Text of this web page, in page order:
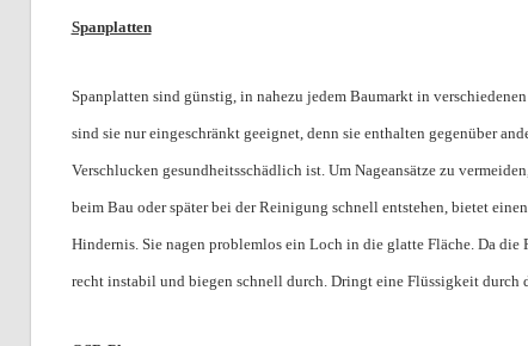
Spanplatten
Spanplatten sind günstig, in nahezu jedem Baumarkt in
sind sie nur eingeschränkt geeignet, denn sie enthalten gegenüber
Verschlucken gesundheitsschädlich ist. Um Nageansätze zu
beim Bau oder später bei der Reinigung schnell entstehen, bietet
Hindernis. Sie nagen problemlos ein Loch in die glatte Fläche. Da die
recht instabil und biegen schnell durch. Dringt eine Flüssigkeit